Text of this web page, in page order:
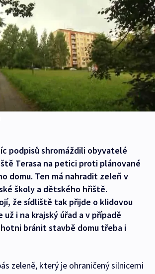
podpisů shromáždili obyvatelé
Terasa na petici proti plánované
domu. Ten má nahradit zeleň v
školy a dětského hřiště.
že sídliště tak přijde o klidovou
už i na krajský úřad a v případě
bránit stavbě domu třeba i
zeleně, který je ohraničený silnicemi